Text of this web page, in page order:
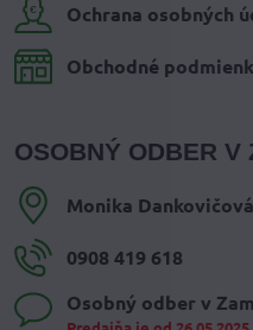
Ochrana osobných
Obchodné
OSOBNÝ ODBER V
Monika Dankovičová
0908 419 618
Osobný odber v